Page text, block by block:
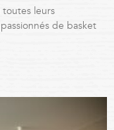
leurs
de basket